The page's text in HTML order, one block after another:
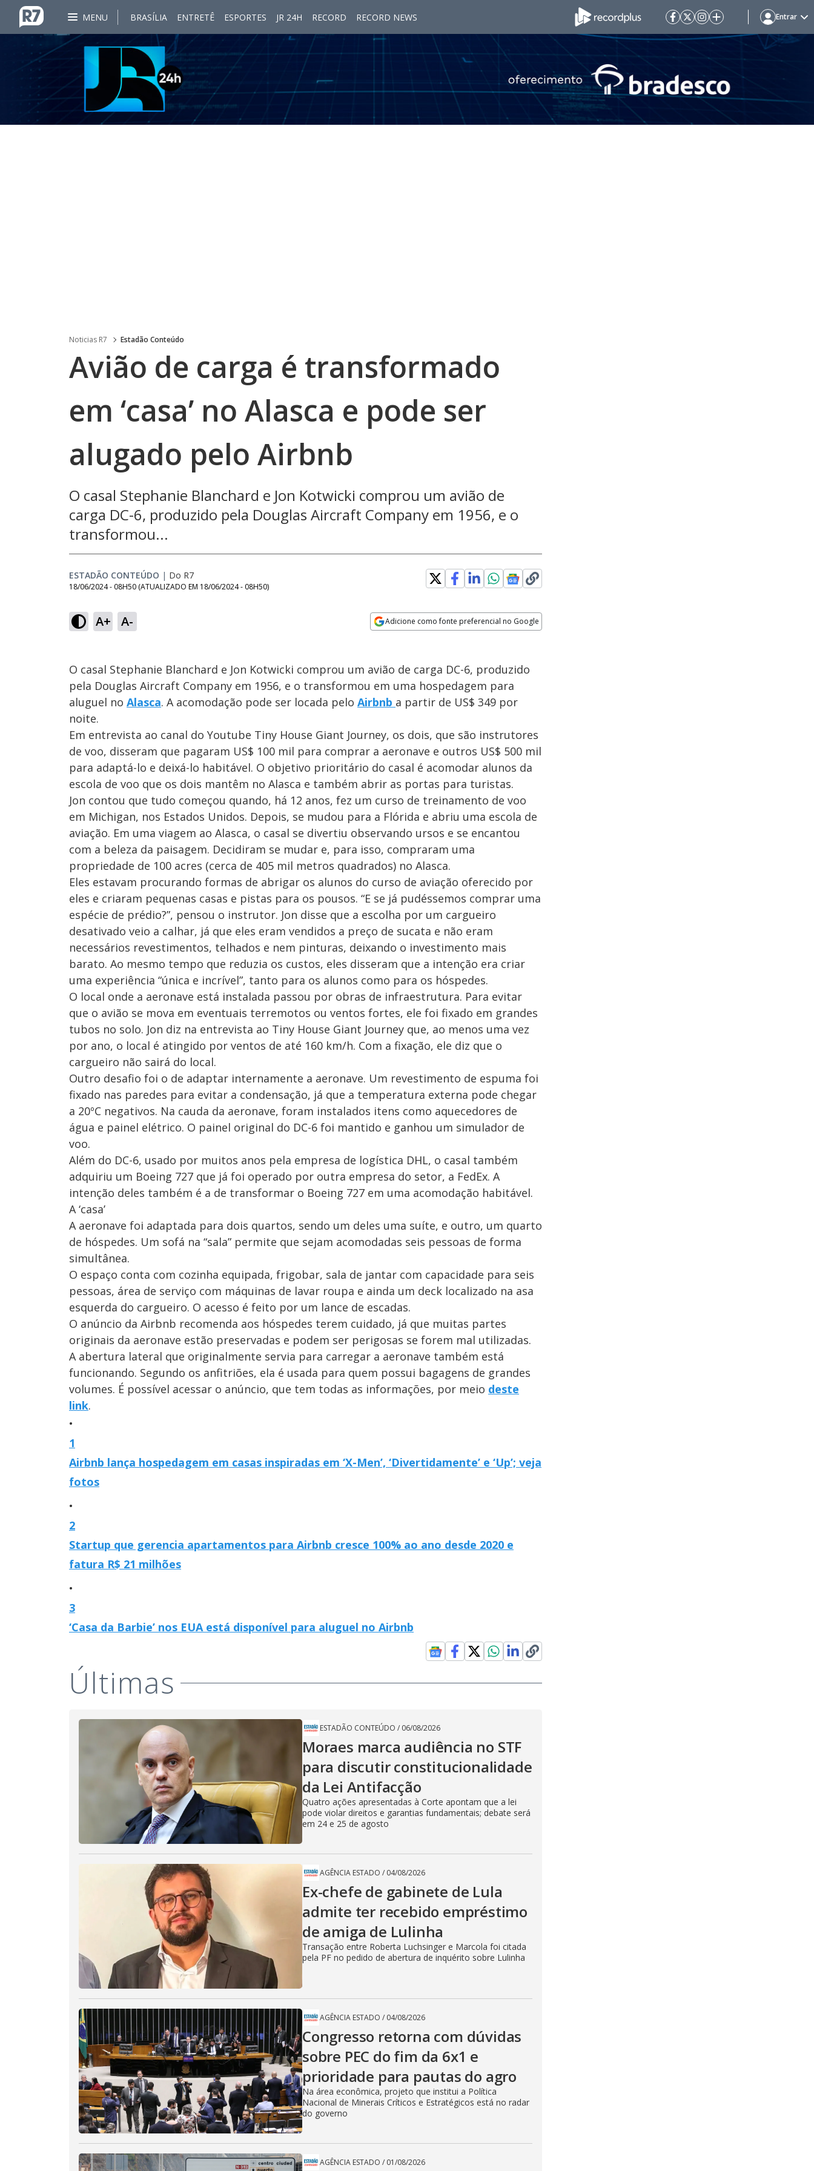
MENU BRASÍLIA ENTRETÊ ESPORTES JR 24H RECORD RECORD NEWS Entrar
Noticias R7 Estadão Conteúdo
Avião de carga é transformado
em ‘casa’ no Alasca e pode ser
alugado pelo Airbnb
O casal Stephanie Blanchard e Jon Kotwicki comprou um avião de
carga DC-6, produzido pela Douglas Aircraft Company em 1956, e o
transformou...
ESTADÃO CONTEÚDO | Do R7
18/06/2024 - 08H50 (ATUALIZADO EM 18/06/2024 - 08H50)
A+ A- Adicione como fonte preferencial no Google
O casal Stephanie Blanchard e Jon Kotwicki comprou um avião de carga DC-6, produzido
pela Douglas Aircraft Company em 1956, e o transformou em uma hospedagem para
aluguel no Alasca. A acomodação pode ser locada pelo Airbnb a partir de US$ 349 por
noite.
Em entrevista ao canal do Youtube Tiny House Giant Journey, os dois, que são instrutores
de voo, disseram que pagaram US$ 100 mil para comprar a aeronave e outros US$ 500 mil
para adaptá-lo e deixá-lo habitável. O objetivo prioritário do casal é acomodar alunos da
escola de voo que os dois mantêm no Alasca e também abrir as portas para turistas.
Jon contou que tudo começou quando, há 12 anos, fez um curso de treinamento de voo
em Michigan, nos Estados Unidos. Depois, se mudou para a Flórida e abriu uma escola de
aviação. Em uma viagem ao Alasca, o casal se divertiu observando ursos e se encantou
com a beleza da paisagem. Decidiram se mudar e, para isso, compraram uma
propriedade de 100 acres (cerca de 405 mil metros quadrados) no Alasca.
Eles estavam procurando formas de abrigar os alunos do curso de aviação oferecido por
eles e criaram pequenas casas e pistas para os pousos. “E se já pudéssemos comprar uma
espécie de prédio?”, pensou o instrutor. Jon disse que a escolha por um cargueiro
desativado veio a calhar, já que eles eram vendidos a preço de sucata e não eram
necessários revestimentos, telhados e nem pinturas, deixando o investimento mais
barato. Ao mesmo tempo que reduzia os custos, eles disseram que a intenção era criar
uma experiência “única e incrível”, tanto para os alunos como para os hóspedes.
O local onde a aeronave está instalada passou por obras de infraestrutura. Para evitar
que o avião se mova em eventuais terremotos ou ventos fortes, ele foi fixado em grandes
tubos no solo. Jon diz na entrevista ao Tiny House Giant Journey que, ao menos uma vez
por ano, o local é atingido por ventos de até 160 km/h. Com a fixação, ele diz que o
cargueiro não sairá do local.
Outro desafio foi o de adaptar internamente a aeronave. Um revestimento de espuma foi
fixado nas paredes para evitar a condensação, já que a temperatura externa pode chegar
a 20ºC negativos. Na cauda da aeronave, foram instalados itens como aquecedores de
água e painel elétrico. O painel original do DC-6 foi mantido e ganhou um simulador de
voo.
Além do DC-6, usado por muitos anos pela empresa de logística DHL, o casal também
adquiriu um Boeing 727 que já foi operado por outra empresa do setor, a FedEx. A
intenção deles também é a de transformar o Boeing 727 em uma acomodação habitável.
A ‘casa’
A aeronave foi adaptada para dois quartos, sendo um deles uma suíte, e outro, um quarto
de hóspedes. Um sofá na “sala” permite que sejam acomodadas seis pessoas de forma
simultânea.
O espaço conta com cozinha equipada, frigobar, sala de jantar com capacidade para seis
pessoas, área de serviço com máquinas de lavar roupa e ainda um deck localizado na asa
esquerda do cargueiro. O acesso é feito por um lance de escadas.
O anúncio da Airbnb recomenda aos hóspedes terem cuidado, já que muitas partes
originais da aeronave estão preservadas e podem ser perigosas se forem mal utilizadas.
A abertura lateral que originalmente servia para carregar a aeronave também está
funcionando. Segundo os anfitriões, ela é usada para quem possui bagagens de grandes
volumes. É possível acessar o anúncio, que tem todas as informações, por meio deste
link.
1
Airbnb lança hospedagem em casas inspiradas em ‘X-Men’, ‘Divertidamente’ e ‘Up’; veja
fotos
2
Startup que gerencia apartamentos para Airbnb cresce 100% ao ano desde 2020 e
fatura R$ 21 milhões
3
‘Casa da Barbie’ nos EUA está disponível para aluguel no Airbnb
Últimas
ESTADÃO CONTEÚDO / 06/08/2026
Moraes marca audiência no STF
para discutir constitucionalidade
da Lei Antifacção
Quatro ações apresentadas à Corte apontam que a lei
pode violar direitos e garantias fundamentais; debate será
em 24 e 25 de agosto
AGÊNCIA ESTADO / 04/08/2026
Ex-chefe de gabinete de Lula
admite ter recebido empréstimo
de amiga de Lulinha
Transação entre Roberta Luchsinger e Marcola foi citada
pela PF no pedido de abertura de inquérito sobre Lulinha
AGÊNCIA ESTADO / 04/08/2026
Congresso retorna com dúvidas
sobre PEC do fim da 6x1 e
prioridade para pautas do agro
Na área econômica, projeto que institui a Política
Nacional de Minerais Críticos e Estratégicos está no radar
do governo
AGÊNCIA ESTADO / 01/08/2026